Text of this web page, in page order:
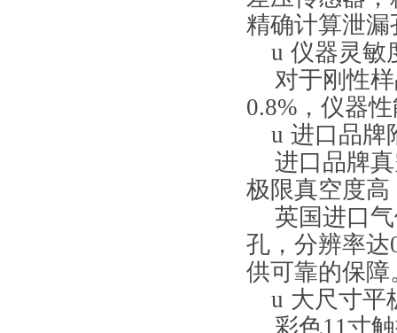
精确计算泄
u 仪器灵敏
对于刚性
0.8% ，仪器
u 进口品牌
进口品牌
极限真空度
英国进口
孔，分辨率达
供可靠的保障
u 大尺寸平
彩色11寸